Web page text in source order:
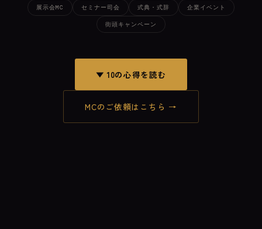
展示会MC セミナー司会 式典・式辞 企業イベント
街頭キャンペーン
▼ 10の心得を読む
MCのご依頼はこちら →